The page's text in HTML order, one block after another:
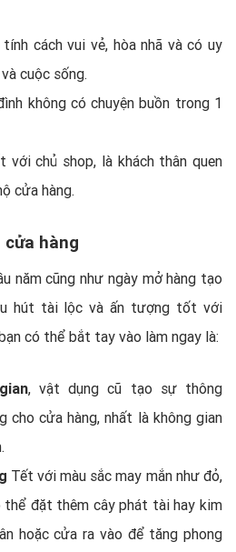
cách vui vẻ, hòa nhã và có uy
cuộc sống.
không có chuyện buồn trong 1
với chủ shop, là khách thân quen
cửa hàng.
cửa hàng
năm cũng như ngày mở hàng tạo
hút tài lộc và ấn tượng tốt với
có thể bắt tay vào làm ngay là:
, vật dụng cũ tạo sự thông
cho cửa hàng, nhất là không gian
Tết với màu sắc may mắn như đỏ,
thể đặt thêm cây phát tài hay kim
hoặc cửa ra vào để tăng phong